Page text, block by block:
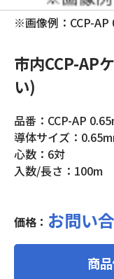
※画像例：CCP-
市内CCP-AP
い)
品番：CCP-AP
導体サイズ：
心数：6対
入数/長さ：100m
価格： お問い
商